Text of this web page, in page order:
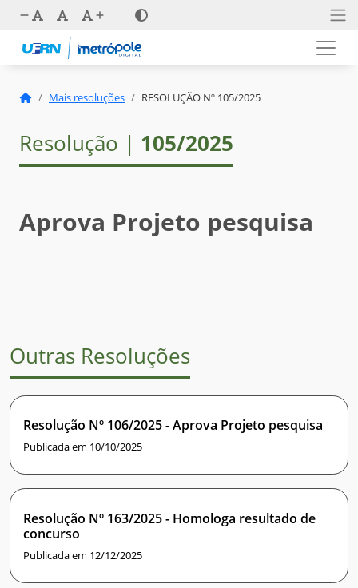
Mais resoluções RESOLUÇÃO Nº 105/2025
Resolução | 105/2025
Aprova Projeto pesquisa
Outras Resoluções
Resolução Nº 106/2025 - Aprova Projeto pesquisa
Publicada em 10/10/2025
Resolução Nº 163/2025 - Homologa resultado de
concurso
Publicada em 12/12/2025